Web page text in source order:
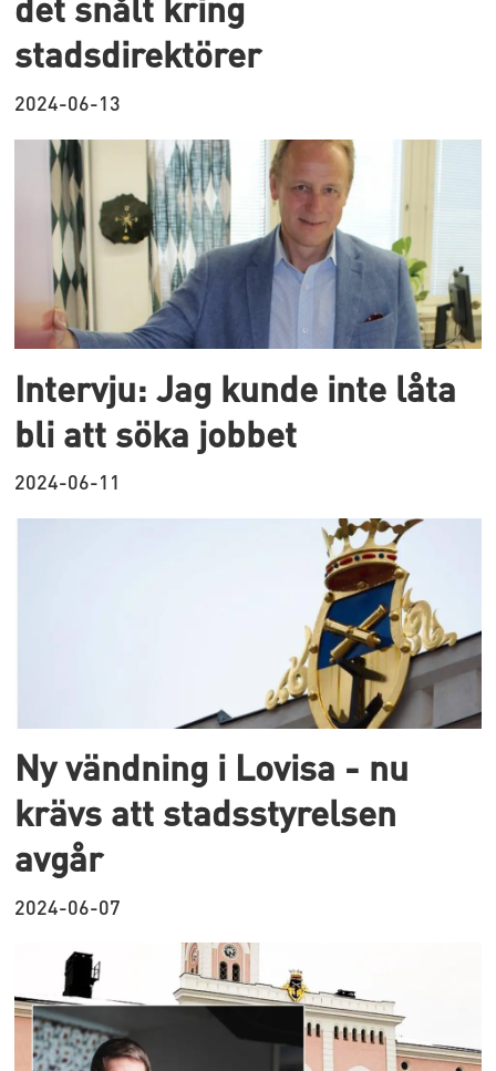
stadsdirektörer
2024-06-13
Intervju: Jag kunde inte låta
bli att söka jobbet
2024-06-11
Ny vändning i Lovisa - nu
krävs att stadsstyrelsen
avgår
2024-06-07